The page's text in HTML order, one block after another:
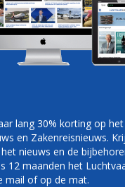
Podcasts
737 MAX
lang 30% korting op
en Zakenreisnieuws.
nieuws en de
12 maanden het
mail of op de mat.